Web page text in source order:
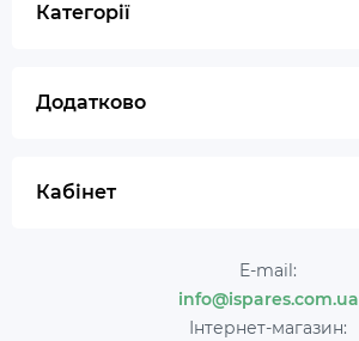
Категорії
Додатково
Кабінет
E-mail:
info@ispares.com.ua
Інтернет-магазин: